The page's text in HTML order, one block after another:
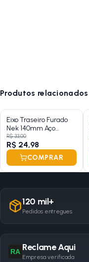
Produtos relacionados
Eixo Traseiro Furado
Nek 140mm Aço
Zincado Grosso 3/8
R$ 33,00
R$ 24,98
COMPRAR
120 mil+
Pedidos entregues
RA Reclame Aqui
Empresa verificada